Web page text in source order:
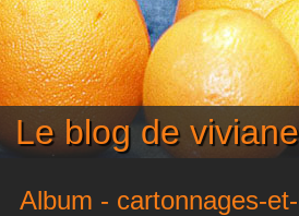
Le blog de
Album - cartonnages-